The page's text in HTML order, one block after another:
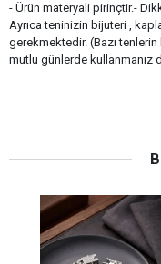
- Ürün materyali pirinçtir.-
Ayrıca teninizin bijuteri ,
gerekmektedir. (Bazı tenlerin
mutlu günlerde kullanmanız